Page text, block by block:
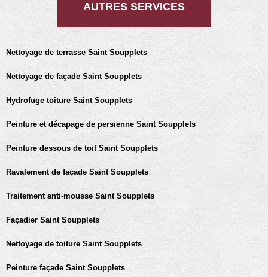
AUTRES SERVICES
Nettoyage de terrasse Saint Soupplets
Nettoyage de façade Saint Soupplets
Hydrofuge toiture Saint Soupplets
Peinture et décapage de persienne Saint Soupplets
Peinture dessous de toit Saint Soupplets
Ravalement de façade Saint Soupplets
Traitement anti-mousse Saint Soupplets
Façadier Saint Soupplets
Nettoyage de toiture Saint Soupplets
Peinture façade Saint Soupplets